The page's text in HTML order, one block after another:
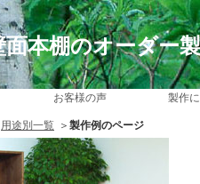
本棚のオーダー
お客様の声 製作
用途別一覧 ＞ 製作例のページ